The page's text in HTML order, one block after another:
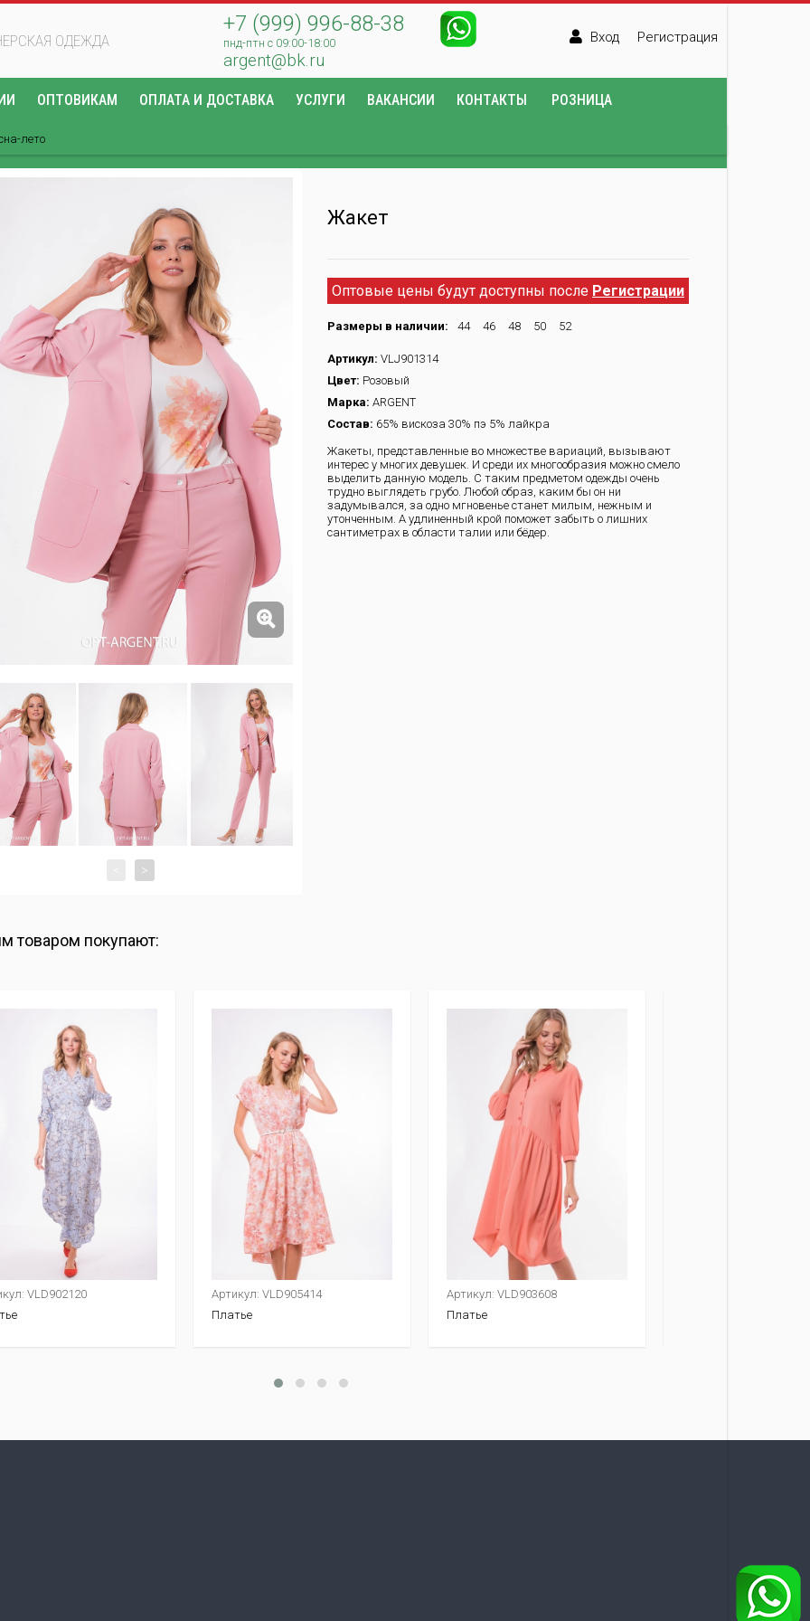
ОДЕЖДА
+7 (999) 996-88-38
пнд-птн с 09:00-18:00
argent@bk.ru
Вход Регистрация
ОПТОВИКАМ ОПЛАТА И ДОСТАВКА УСЛУГИ ВАКАНСИИ КОНТАКТЫ РОЗНИЦА
лето
>
Жакет
Оптовые цены будут доступны после Регистрации
Размеры в наличии: 44 46 48 50 52
Артикул: VLJ901314
Цвет: Розовый
Марка: ARGENT
Состав: 65% вискоза 30% пэ 5% лайкра
Жакеты, представленные во множестве вариаций, вызывают
интерес у многих девушек. И среди их многообразия можно смело
выделить данную модель. С таким предметом одежды очень
трудно выглядеть грубо. Любой образ, каким бы он ни
задумывался, за одно мгновенье станет милым, нежным и
утонченным. А удлиненный крой поможет забыть о лишних
сантиметрах в области талии или бёдер.
товаром покупают:
VLD902120
Артикул: VLD905414
Платье
Артикул: VLD903608
Платье